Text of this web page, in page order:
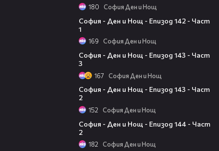
180 София Ден и Нощ
София - Ден и Нощ - Епизод 142 - Част
1
169 София Ден и Нощ
София - Ден и Нощ - Епизод 143 - Част
3
167 София Ден и Нощ
София - Ден и Нощ - Епизод 143 - Част
2
152 София Ден и Нощ
София - Ден и Нощ - Епизод 144 - Част
2
182 София Ден и Нощ